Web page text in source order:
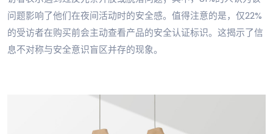
问题影响了他们在夜间活动时的安全感。值得注意的是，仅22%
的受访者在购买前会主动查看产品的安全认证标识。这揭示了信
息不对称与安全意识盲区并存的现象。